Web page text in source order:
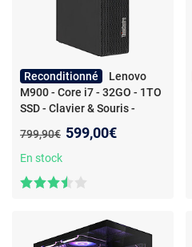
Reconditionné
Lenovo
M900 - Core i7 - 32GO - 1TO
SSD - Clavier & Souris -
Ancien prix :
799,90€ Nouveau prix :
599,00€
En stock